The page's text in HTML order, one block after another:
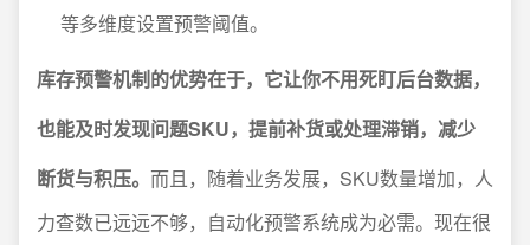
等多维度设置预警阈值。
库存预警机制的优势在于，它让你不用死盯后台数据，
也能及时发现问题SKU，提前补货或处理滞销，减少
断货与积压。 而且，随着业务发展，SKU数量增加，人
力查数已远远不够，自动化预警系统成为必需。现在很